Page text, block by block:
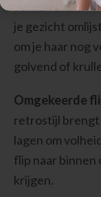
achterkant en
je gezicht
om je haar nog
golvend of
Omgekeerde
retrostijl brengt
lagen om
flip naar binnen
krijgen.